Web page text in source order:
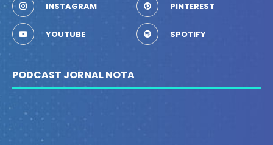
INSTAGRAM PINTEREST
YOUTUBE SPOTIFY
PODCAST JORNAL NOTA